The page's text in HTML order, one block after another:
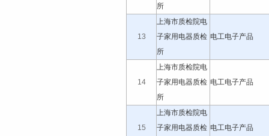
所
13
上海市质检院电
子家用电器质检
所
电工电子产品
14
上海市质检院电
子家用电器质检
所
电工电子产品
15
上海市质检院电
子家用电器质检 电工电子产品